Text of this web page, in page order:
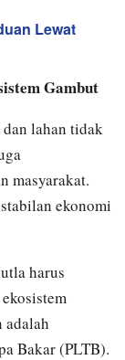
Lewat
Gambut
lahan tidak
masyarakat.
ekonomi
harus
adalah
Bakar (PLTB).